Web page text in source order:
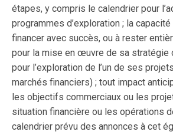
étapes, y compris le calendrier pour
programmes d’exploration ; la
financer avec succès, ou à rester
pour la mise en œuvre de sa stratégie
pour l’exploration de l’un de ses
marchés financiers) ; tout impact
les objectifs commerciaux ou les
situation financière ou les opérations
calendrier prévu des annonces à cet